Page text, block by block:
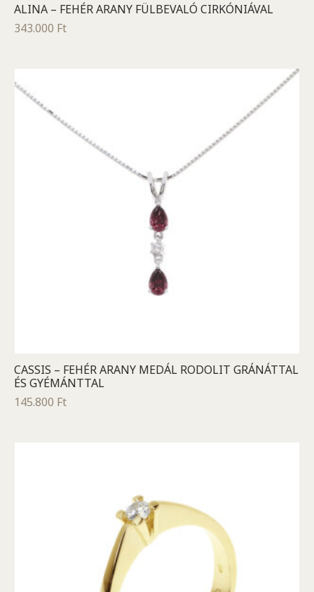
ALINA – FEHÉR ARANY FÜLBEVALÓ CIRKÓNIÁVAL
343.000 Ft
CASSIS – FEHÉR ARANY MEDÁL RODOLIT GRÁNÁTTAL
ÉS GYÉMÁNTTAL
145.800 Ft